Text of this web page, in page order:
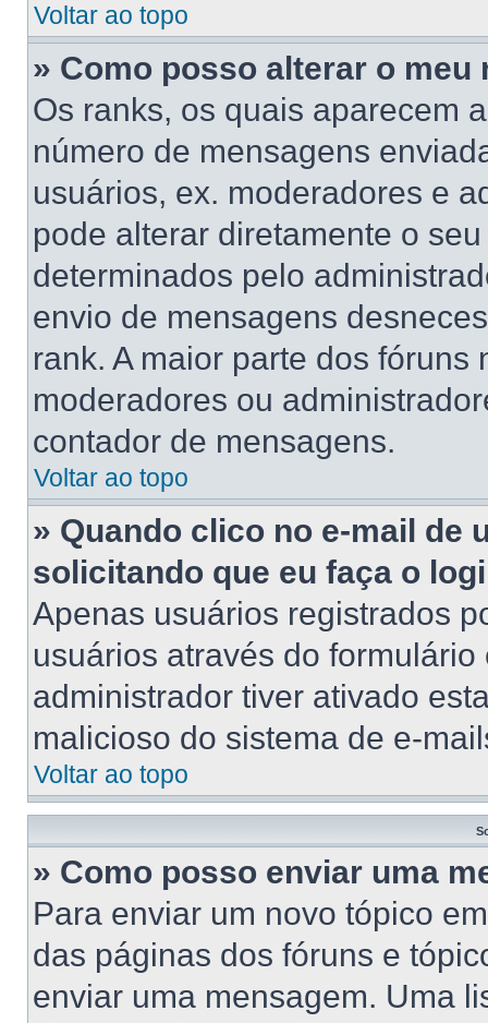
Voltar ao topo
» Como posso alterar o meu
Os ranks, os quais aparecem
número de mensagens
usuários, ex. moderadores e
pode alterar diretamente o
determinados pelo
envio de mensagens
rank. A maior parte dos
moderadores ou
contador de mensagens.
Voltar ao topo
» Quando clico no e-mail de
solicitando que eu faça o
Apenas usuários registrados
usuários através do
administrador tiver ativado
malicioso do sistema de e-
Voltar ao topo
» Como posso enviar uma
Para enviar um novo tópico
das páginas dos fóruns e
enviar uma mensagem. Uma